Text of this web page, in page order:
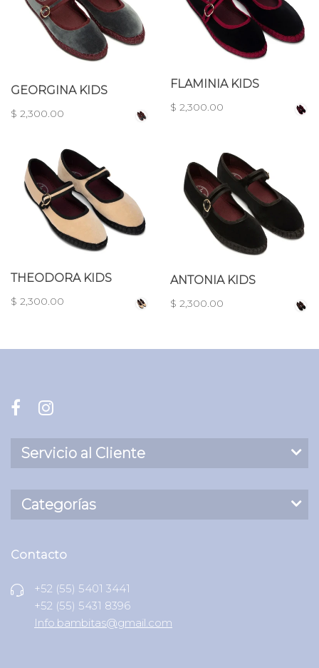
GEORGINA KIDS
$ 2,300.00
FLAMINIA KIDS
$ 2,300.00
THEODORA KIDS
$ 2,300.00
ANTONIA KIDS
$ 2,300.00
Servicio al Cliente
Categorías
Contacto
+52 (55) 5401 3441
+52 (55) 5431 8396
Info.bambitas@gmail.com